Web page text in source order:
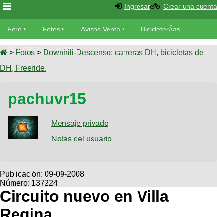
Foro
Foro
TÃ©cnica
Fotos
tu foto
Galeria
XC
Viajes
Descenso
SUBÃ
tu
Buscar
Ultimos
Fotos
BicicleterÃ­
as
Bicicletas
Tandem
Videos
Cicloturismo
Ingresar Crear una cuenta
Foro Fotos Avisos Venta BicicleterÃ­as
Bicicletas Videos
> Fotos > Downhill-Descenso: carreras DH, bicicletas de
DH, Freeride.
pachuvr15
Mensaje privado
Notas del usuario
Publicación: 09-09-2008
Número: 137224
Circuito nuevo en Villa